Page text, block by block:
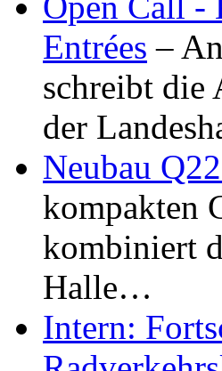
Entrées –
schreibt die
der
Neubau
kompakten
kombiniert
Halle…
Intern: